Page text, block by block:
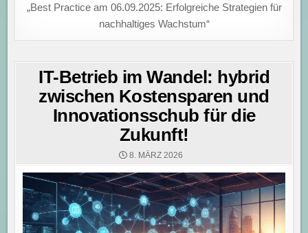
„Best Practice am 06.09.2025: Erfolgreiche Strategien für
nachhaltiges Wachstum“
IT-Betrieb im Wandel: hybrid
zwischen Kostensparen und
Innovationsschub für die
Zukunft!
8. MÄRZ 2026